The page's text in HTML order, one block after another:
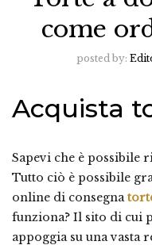
come
posted by:
Acquista
Sapevi che è possibile
Tutto ciò è possibile
online di consegna
funziona? Il sito di cui
appoggia su una vasta